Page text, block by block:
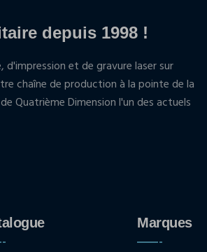
depuis 1998 !
et de gravure laser sur
chaîne de production à la pointe de la
Quatrième Dimension l'un des actuels
Marques